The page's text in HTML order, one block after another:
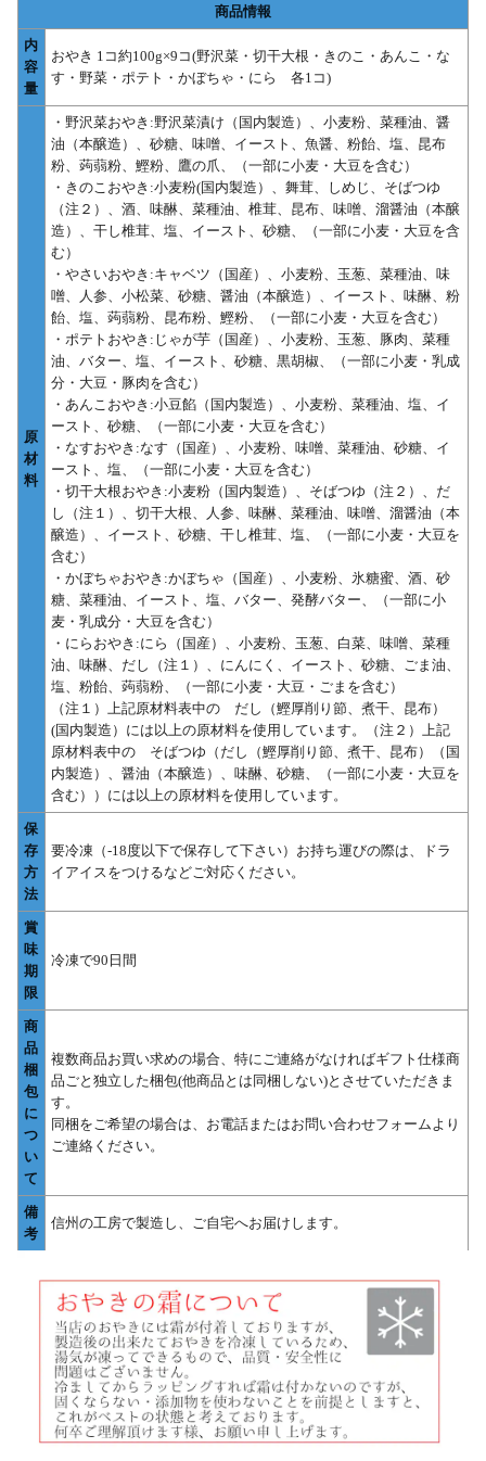
商品情報
内
容
量
おやき 1コ約100g×9コ(野沢菜・切干大根・きのこ・あんこ・な
す・野菜・ポテト・かぼちゃ・にら 各1コ)
原
材
料
・野沢菜おやき:野沢菜漬け（国内製造）、小麦粉、菜種油、醤
油（本醸造）、砂糖、味噌、イースト、魚醤、粉飴、塩、昆布
粉、蒟蒻粉、鰹粉、鷹の爪、（一部に小麦・大豆を含む）
・きのこおやき:小麦粉(国内製造）、舞茸、しめじ、そばつゆ
（注２）、酒、味醂、菜種油、椎茸、昆布、味噌、溜醤油（本醸
造）、干し椎茸、塩、イースト、砂糖、（一部に小麦・大豆を含
む）
・やさいおやき:キャベツ（国産）、小麦粉、玉葱、菜種油、味
噌、人参、小松菜、砂糖、醤油（本醸造）、イースト、味醂、粉
飴、塩、蒟蒻粉、昆布粉、鰹粉、（一部に小麦・大豆を含む）
・ポテトおやき:じゃが芋（国産）、小麦粉、玉葱、豚肉、菜種
油、バター、塩、イースト、砂糖、黒胡椒、（一部に小麦・乳成
分・大豆・豚肉を含む）
・あんこおやき:小豆餡（国内製造）、小麦粉、菜種油、塩、イ
ースト、砂糖、（一部に小麦・大豆を含む）
・なすおやき:なす（国産）、小麦粉、味噌、菜種油、砂糖、イ
ースト、塩、（一部に小麦・大豆を含む）
・切干大根おやき:小麦粉（国内製造）、そばつゆ（注２）、だ
し（注１）、切干大根、人参、味醂、菜種油、味噌、溜醤油（本
醸造）、イースト、砂糖、干し椎茸、塩、（一部に小麦・大豆を
含む）
・かぼちゃおやき:かぼちゃ（国産）、小麦粉、氷糖蜜、酒、砂
糖、菜種油、イースト、塩、バター、発酵バター、（一部に小
麦・乳成分・大豆を含む）
・にらおやき:にら（国産）、小麦粉、玉葱、白菜、味噌、菜種
油、味醂、だし（注１）、にんにく、イースト、砂糖、ごま油、
塩、粉飴、蒟蒻粉、（一部に小麦・大豆・ごまを含む）
（注１）上記原材料表中の だし（鰹厚削り節、煮干、昆布）
(国内製造）には以上の原材料を使用しています。（注２）上記
原材料表中の そばつゆ（だし（鰹厚削り節、煮干、昆布）（国
内製造）、醤油（本醸造）、味醂、砂糖、（一部に小麦・大豆を
含む））には以上の原材料を使用しています。
保
存
方
法
要冷凍（-18度以下で保存して下さい）お持ち運びの際は、ドラ
イアイスをつけるなどご対応ください。
賞
味
期
限
冷凍で90日間
商
品
梱
包
に
つ
い
て
複数商品お買い求めの場合、特にご連絡がなければギフト仕様商
品ごと独立した梱包(他商品とは同梱しない)とさせていただきま
す。
同梱をご希望の場合は、お電話またはお問い合わせフォームより
ご連絡ください。
備
考
信州の工房で製造し、ご自宅へお届けします。